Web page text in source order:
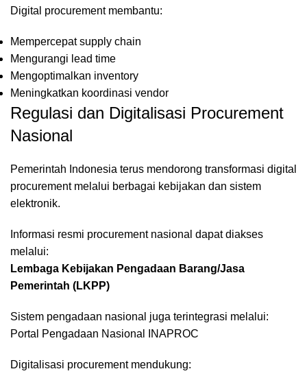
Digital procurement membantu:
Mempercepat supply chain
Mengurangi lead time
Mengoptimalkan inventory
Meningkatkan koordinasi vendor
Regulasi dan Digitalisasi Procurement
Nasional
Pemerintah Indonesia terus mendorong transformasi digital
procurement melalui berbagai kebijakan dan sistem
elektronik.
Informasi resmi procurement nasional dapat diakses
melalui:
Lembaga Kebijakan Pengadaan Barang/Jasa
Pemerintah (LKPP)
Sistem pengadaan nasional juga terintegrasi melalui:
Portal Pengadaan Nasional INAPROC
Digitalisasi procurement mendukung: